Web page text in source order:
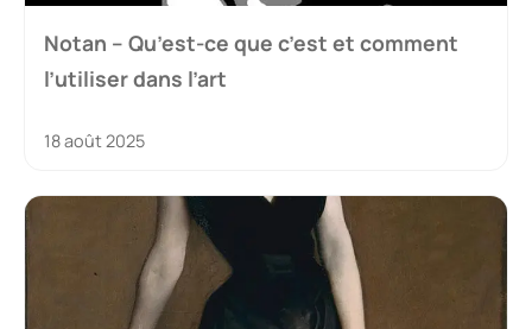
Notan – Qu’est-ce que c’est et comment
l’utiliser dans l’art
18 août 2025